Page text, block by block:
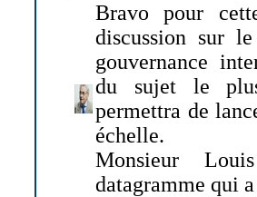
Bravo pour
discussion sur
gouvernance
du sujet le
permettra de
échelle.
Monsieur
datagramme qui